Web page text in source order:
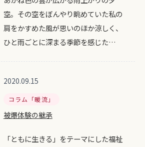
空。その空をぼんやり眺めていた私の
肩をかすめた風が思いのほか涼しく、
ひと雨ごとに深まる季節を感じた…
2020.09.15
コラム「暖流」
被爆体験の継承
「ともに生きる」をテーマにした福祉